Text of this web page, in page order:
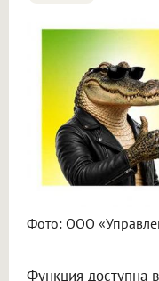
Фото: ООО
Функция доступна